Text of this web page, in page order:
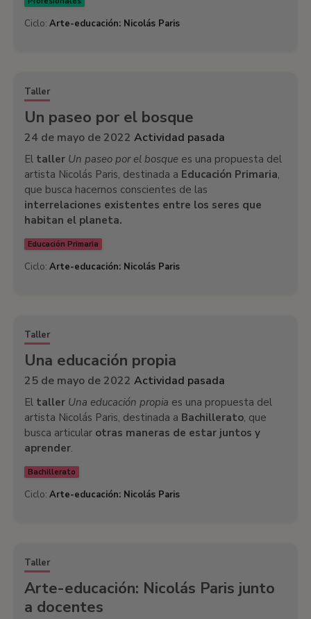
Ciclo: Arte-educación: Nicolás Paris
Taller
Un paseo por el bosque
24 de mayo de 2022 Actividad pasada
El taller Un paseo por el bosque es una propuesta del
artista Nicolás Paris, destinada a Educación Primaria,
que busca hacernos conscientes de las
interrelaciones existentes entre los seres que
habitan el planeta.
Educación Primaria
Ciclo: Arte-educación: Nicolás Paris
Taller
Una educación propia
25 de mayo de 2022 Actividad pasada
El taller Una educación propia es una propuesta del
artista Nicolás Paris, destinada a Bachillerato, que
busca articular otras maneras de estar juntos y
aprender.
Bachillerato
Ciclo: Arte-educación: Nicolás Paris
Taller
Arte-educación: Nicolás Paris junto
a docentes